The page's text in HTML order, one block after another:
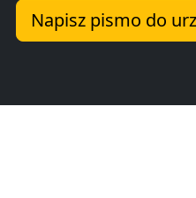
Napisz pismo do